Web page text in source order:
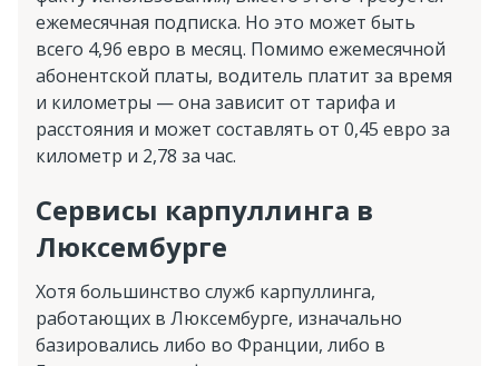
ежемесячная подписка. Но это может быть
всего 4,96 евро в месяц. Помимо ежемесячной
абонентской платы, водитель платит за время
и километры — она зависит от тарифа и
расстояния и может составлять от 0,45 евро за
километр и 2,78 за час.
Сервисы карпуллинга в
Люксембурге
Хотя большинство служб карпуллинга,
работающих в Люксембурге, изначально
базировались либо во Франции, либо в